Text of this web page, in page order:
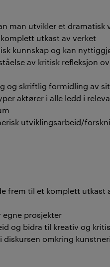
man utvikler et
utkast av verket
kunnskap og kan
av kritisk refleksjon
og skriftlig formidling av
aktører i alle ledd i
utviklingsarbeid/
frem til et komplett utkast
prosjekter
og bidra til kreativ og
diskursen omkring